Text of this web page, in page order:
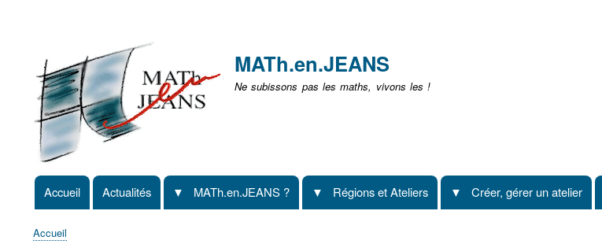
non
identifié
MATh.en.JEANS
Ne subissons pas les maths, vivons les !
Navigation
principale
Accueil Actualités MATh.en.JEANS ? Régions et Ateliers Créer, gérer un atelier
Accueil